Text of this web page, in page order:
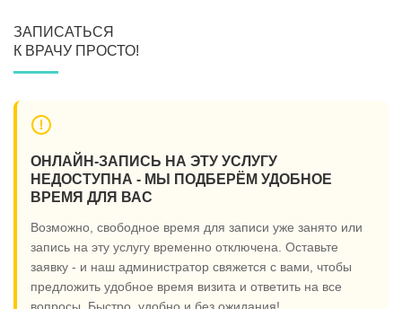
ЗАПИСАТЬСЯ
К ВРАЧУ ПРОСТО!
ОНЛАЙН-ЗАПИСЬ НА ЭТУ УСЛУГУ
НЕДОСТУПНА - МЫ ПОДБЕРЁМ УДОБНОЕ
ВРЕМЯ ДЛЯ ВАС
Возможно, свободное время для записи уже занято или
запись на эту услугу временно отключена. Оставьте
заявку - и наш администратор свяжется с вами, чтобы
предложить удобное время визита и ответить на все